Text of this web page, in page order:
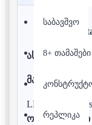
საბავშვო
8+ თამაშები
რეპლიკა
ლეგო -
ასაკი: 6+
LEGO Star
ოფიციალური